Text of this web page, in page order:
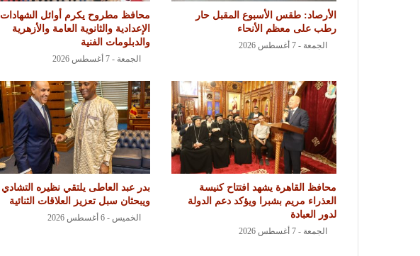
الأرصاد: طقس الأسبوع المقبل حار
رطب على معظم الأنحاء
الجمعة - 7 أغسطس 2026
محافظ مطروح يكرم أوائل الشهادات
الإعدادية والثانوية العامة والأزهرية
والدبلومات الفنية
الجمعة - 7 أغسطس 2026
محافظ القاهرة يشهد افتتاح كنيسة
العذراء مريم بشبرا ويؤكد دعم الدولة
لدور العبادة
الجمعة - 7 أغسطس 2026
بدر عبد العاطى يلتقي نظيره التشادي
ويبحثان سبل تعزيز العلاقات الثنائية
الخميس - 6 أغسطس 2026